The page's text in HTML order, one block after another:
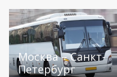
Москва – Санкт-
Петербург